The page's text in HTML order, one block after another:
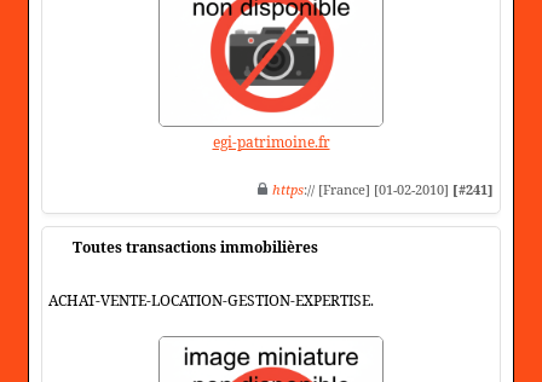
egi-patrimoine.fr
https:// [France] [01-02-2010] [#241]
Toutes transactions immobilières
ACHAT-VENTE-LOCATION-GESTION-EXPERTISE.